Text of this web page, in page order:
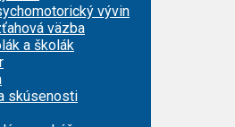
vývin
väzba
a školák
skúsenosti